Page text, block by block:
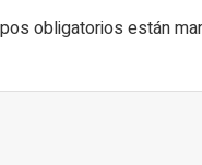
obligatorios están